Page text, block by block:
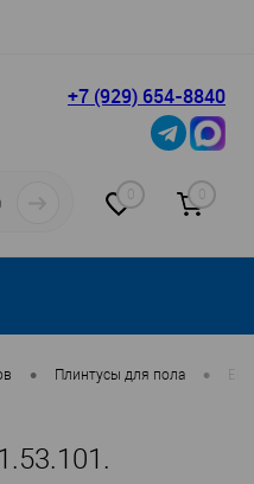
+7 (929) 654-8840
0 0
• Плинтусы для пола •